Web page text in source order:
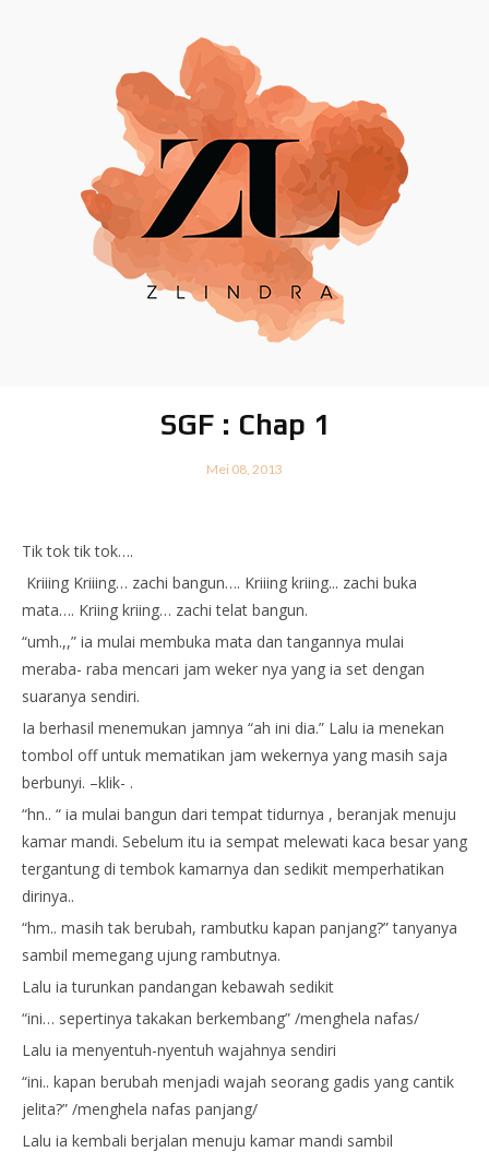
SGF : Chap 1
Mei 08, 2013
Tik tok tik tok….
Kriiing Kriiing… zachi bangun…. Kriiing kriing... zachi buka
mata…. Kriing kriing… zachi telat bangun.
“umh.,,” ia mulai membuka mata dan tangannya mulai
meraba- raba mencari jam weker nya yang ia set dengan
suaranya sendiri.
Ia berhasil menemukan jamnya “ah ini dia.” Lalu ia menekan
tombol off untuk mematikan jam wekernya yang masih saja
berbunyi. –klik- .
“hn.. “ ia mulai bangun dari tempat tidurnya , beranjak menuju
kamar mandi. Sebelum itu ia sempat melewati kaca besar yang
tergantung di tembok kamarnya dan sedikit memperhatikan
dirinya..
“hm.. masih tak berubah, rambutku kapan panjang?” tanyanya
sambil memegang ujung rambutnya.
Lalu ia turunkan pandangan kebawah sedikit
“ini… sepertinya takakan berkembang” /menghela nafas/
Lalu ia menyentuh-nyentuh wajahnya sendiri
“ini.. kapan berubah menjadi wajah seorang gadis yang cantik
jelita?” /menghela nafas panjang/
Lalu ia kembali berjalan menuju kamar mandi sambil